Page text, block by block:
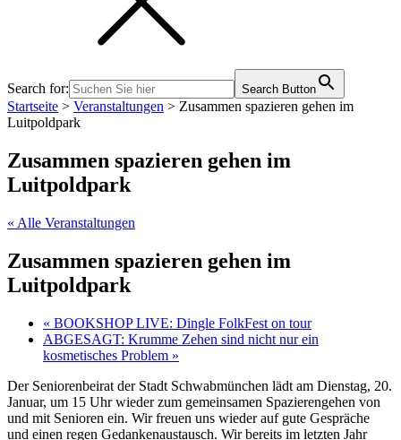
Search for: Search Button
Startseite > Veranstaltungen > Zusammen spazieren gehen im
Luitpoldpark
Zusammen spazieren gehen im
Luitpoldpark
« Alle Veranstaltungen
Zusammen spazieren gehen im
Luitpoldpark
« BOOKSHOP LIVE: Dingle FolkFest on tour
ABGESAGT: Krumme Zehen sind nicht nur ein
kosmetisches Problem »
Der Seniorenbeirat der Stadt Schwabmünchen lädt am Dienstag, 20.
Januar, um 15 Uhr wieder zum gemeinsamen Spazierengehen von
und mit Senioren ein. Wir freuen uns wieder auf gute Gespräche
und einen regen Gedankenaustausch. Wir bereits im letzten Jahr